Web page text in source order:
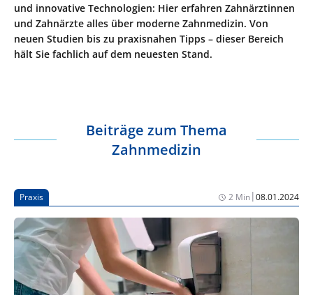
und innovative Technologien: Hier erfahren Zahnärztinnen
und Zahnärzte alles über moderne Zahnmedizin. Von
neuen Studien bis zu praxisnahen Tipps – dieser Bereich
hält Sie fachlich auf dem neuesten Stand.
Beiträge zum Thema
Zahnmedizin
Praxis 2 Min|08.01.2024